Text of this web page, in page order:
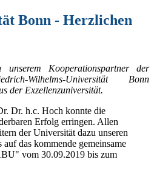
Bonn - Herzlichen
unserem Kooperationspartner der
Wilhelms-Universität Bonn
der Exzellenzuniversität.
Dr. h.c. Hoch konnte die
Erfolg erringen. Allen
der Universität dazu unseren
das kommende gemeinsame
vom 30.09.2019 bis zum